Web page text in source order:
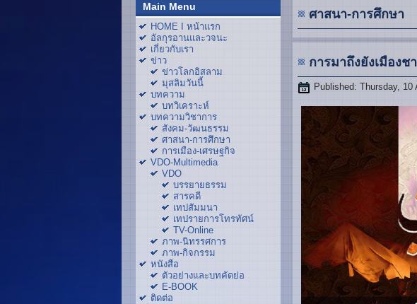
Main Menu
HOME I หน้าแรก
อัลกุรอานและวจนะ
เกี่ยวกับเรา
ข่าว
ข่าวโลกอิสลาม
มุสลิมวันนี้
บทความ
บทวิเคราะห์
บทความวิชาการ
สังคม-วัฒนธรรม
ศาสนา-การศึกษา
การเมือง-เศรษฐกิจ
VDO-Multimedia
VDO
บรรยายธรรม
สารคดี
เทปสัมมนา
เทปรายการโทรทัศน์
TV-Online
ภาพ-นิทรรศการ
ภาพ-กิจกรรม
หนังสือ
ตัวอย่างและบทคัดย่อ
E-BOOK
ติดต่อ
ศาสนา-การศึกษา
การมาถึงยังเมือง
Published: Thursday, 10